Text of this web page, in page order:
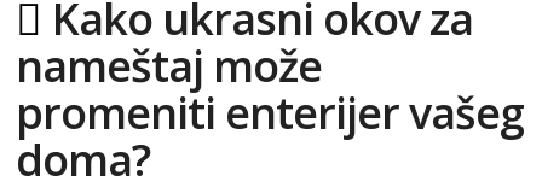
Kako ukrasni okov za
nameštaj može
promeniti enterijer vašeg
doma?